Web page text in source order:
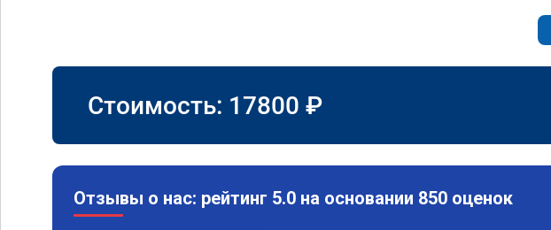
Стоимость: 17800 ₽
Отзывы о нас: рейтинг 5.0 на основании 850 оценок